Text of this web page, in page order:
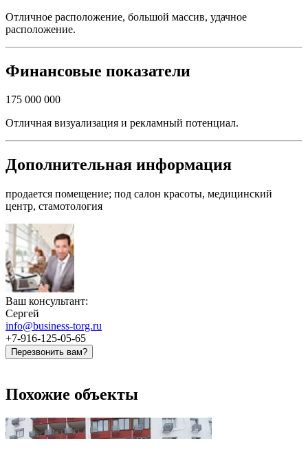
Отличное расположение, большой массив, удачное
расположение.
Финансовые показатели
175 000 000
Отличная визуализация и рекламный потенциал.
Дополнительная информация
продается помещение; под салон красоты, медицинский
центр, стамотология
Ваш консультант:
Сергей
info@business-torg.ru
+7-916-125-05-65
Перезвонить вам?
Похожие объекты